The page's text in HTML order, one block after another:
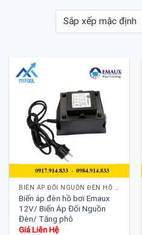
Biến áp đèn hồ bơi Emaux
12V/ Biến Áp Đối Nguồn
Đèn/ Tăng phô
Giá Liên Hệ